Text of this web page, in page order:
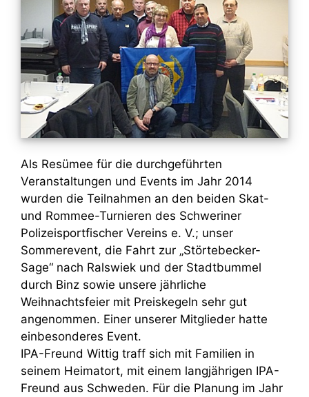
Als Resümee für die durchgeführten
Veranstaltungen und Events im Jahr 2014
wurden die Teilnahmen an den beiden Skat-
und Rommee-Turnieren des Schweriner
Polizeisportfischer Vereins e. V.; unser
Sommerevent, die Fahrt zur „Störtebecker-
Sage“ nach Ralswiek und der Stadtbummel
durch Binz sowie unsere jährliche
Weihnachtsfeier mit Preiskegeln sehr gut
angenommen. Einer unserer Mitglieder hatte
einbesonderes Event.
IPA-Freund Wittig traff sich mit Familien in
seinem Heimatort, mit einem langjährigen IPA-
Freund aus Schweden. Für die Planung im Jahr